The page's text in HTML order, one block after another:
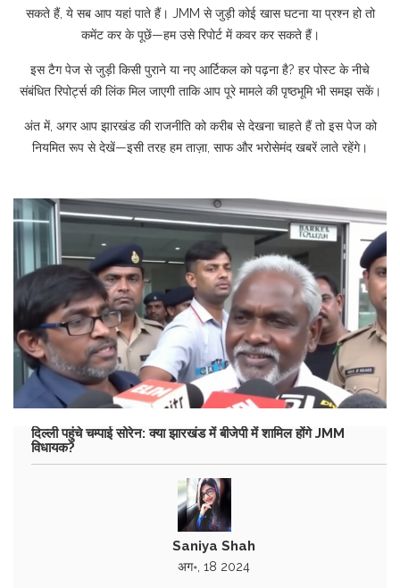
सकते हैं, ये सब आप यहां पाते हैं। JMM से जुड़ी कोई खास घटना या प्रश्न हो तो
कमेंट कर के पूछें—हम उसे रिपोर्ट में कवर कर सकते हैं।
इस टैग पेज से जुड़ी किसी पुराने या नए आर्टिकल को पढ़ना है? हर पोस्ट के नीचे
संबंधित रिपोर्ट्स की लिंक मिल जाएगी ताकि आप पूरे मामले की पृष्ठभूमि भी समझ सकें।
अंत में, अगर आप झारखंड की राजनीति को करीब से देखना चाहते हैं तो इस पेज को
नियमित रूप से देखें—इसी तरह हम ताज़ा, साफ और भरोसेमंद खबरें लाते रहेंगे।
दिल्ली पहुंचे चम्पाई सोरेन: क्या झारखंड में बीजेपी में शामिल होंगे JMM
विधायक?
Saniya Shah
अग॰, 18 2024